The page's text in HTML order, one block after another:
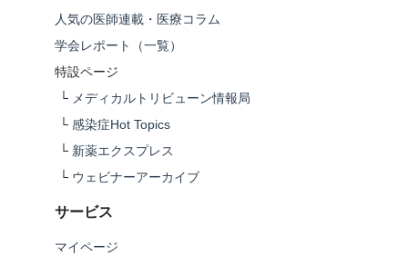
人気の医師連載・医療コラム
学会レポート（一覧）
特設ページ
└ メディカルトリビューン情報局
└ 感染症Hot Topics
└ 新薬エクスプレス
└ ウェビナーアーカイブ
サービス
マイページ